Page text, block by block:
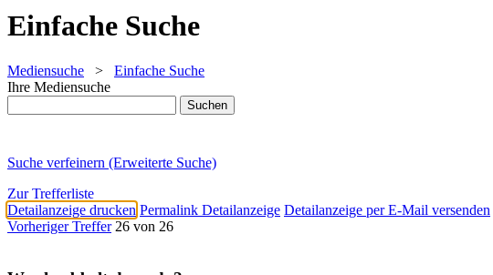
Einfache Suche
Mediensuche > Einfache Suche
Ihre Mediensuche
Suche verfeinern (Erweiterte Suche)
Zur Trefferliste
Detailanzeige drucken Permalink Detailanzeige Detailanzeige per E-Mail versenden
Vorheriger Treffer 26 von 26